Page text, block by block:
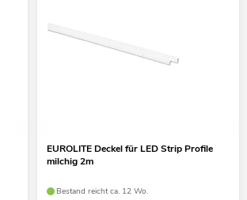
EUROLITE Deckel für LED Strip Profile
milchig 2m
Bestand reicht ca. 12 Wo.